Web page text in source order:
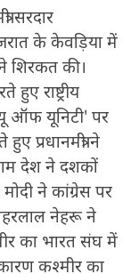
सरदार
के केवड़िया में
ने शिरकत की।
राष्ट्रीय
ऑफ यूनिटी' पर
प्रधानमंत्री ने
देश ने दशकों
ने कांग्रेस पर
नेहरू ने
का भारत संघ में
कश्मीर का